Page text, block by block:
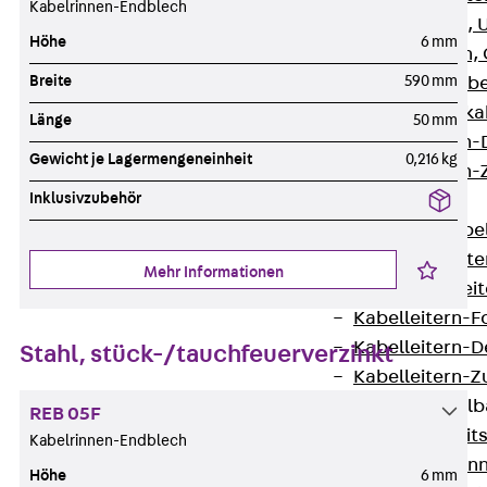
G Gitterbahn,
GI
GTD
GTDW
Gitterbahnen-
Kabelleitern
LGG
LGGS
Kabelleitern-
Kabelleitern-
Kabelleitern-
WPL
Kabelrinnen-Endblech
Höhe 6 mm
Breite 590 mm
Länge 50 mm
Gewicht je Lagermengeneinheit 0,216 kg
Inklusivzubehör
Mehr Informationen
Stahl, stück-/tauchfeuerverzinkt
REB 05F
Kabelrinnen-Endblech
Höhe 6 mm